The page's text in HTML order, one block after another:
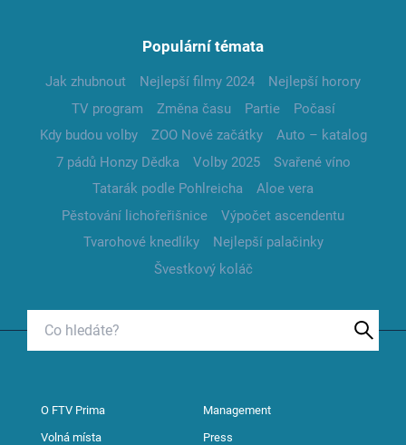
Populární témata
Jak zhubnout Nejlepší filmy 2024
Nejlepší horory
TV program
Změna času Partie
Počasí
Kdy budou volby
ZOO Nové začátky
Auto – katalog
7 pádů Honzy Dědka
Volby 2025
Svařené víno
Tatarák podle Pohlreicha
Aloe vera
Pěstování lichořeřišnice
Výpočet ascendentu
Tvarohové knedlíky
Nejlepší palačinky
Švestkový koláč
O FTV Prima Management
Volná místa Press